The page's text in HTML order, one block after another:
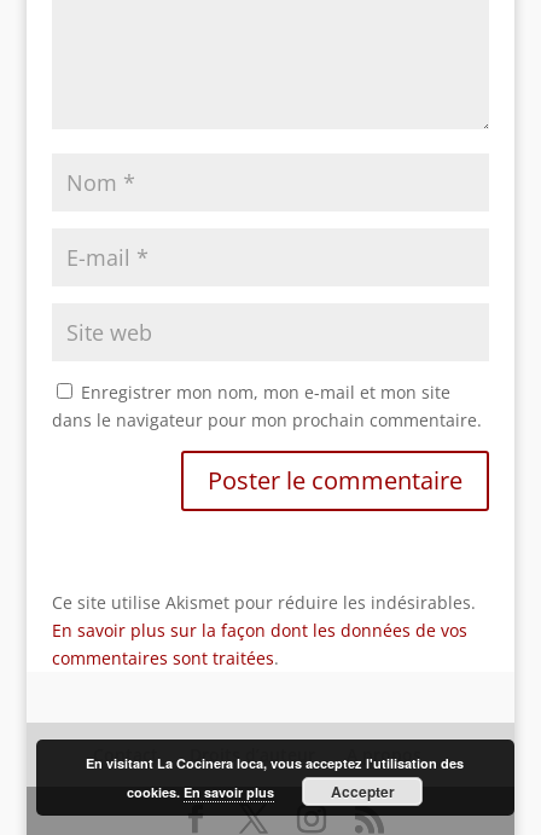
Enregistrer mon nom, mon e-mail et mon site
dans le navigateur pour mon prochain commentaire.
Ce site utilise Akismet pour réduire les indésirables.
En savoir plus sur la façon dont les données de vos
commentaires sont traitées.
Contact Droits d’auteur A propos
En visitant La Cocinera loca, vous acceptez l'utilisation des
cookies.En savoir plus Accepter